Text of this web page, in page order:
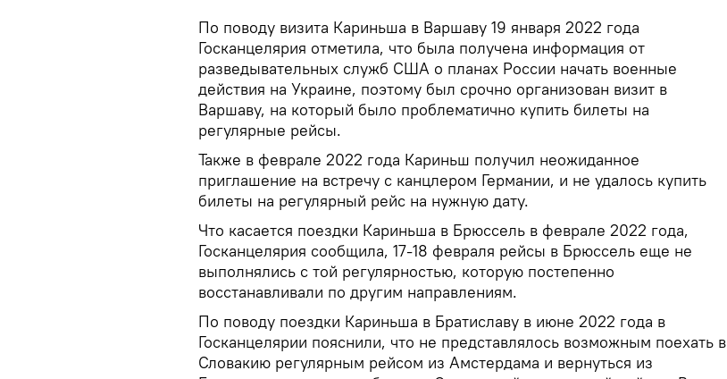
По поводу визита Кариньша в Варшаву 19 января 2022 года
Госканцелярия отметила, что была получена информация от
разведывательных служб США о планах России начать военные
действия на Украине, поэтому был срочно организован визит в
Варшаву, на который было проблематично купить билеты на
регулярные рейсы.
Также в феврале 2022 года Кариньш получил неожиданное
приглашение на встречу с канцлером Германии, и не удалось купить
билеты на регулярный рейс на нужную дату.
Что касается поездки Кариньша в Брюссель в феврале 2022 года,
Госканцелярия сообщила, 17-18 февраля рейсы в Брюссель еще не
выполнялись с той регулярностью, которую постепенно
восстанавливали по другим направлениям.
По поводу поездки Кариньша в Братиславу в июне 2022 года в
Госканцелярии пояснили, что не представлялось возможным поехать в
Словакию регулярным рейсом из Амстердама и вернуться из